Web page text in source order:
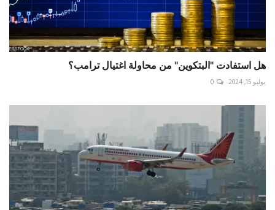
هل استفادت "البتكوين" من محاولة اغتيال ترامب؟
يوليو 15, 2024 0